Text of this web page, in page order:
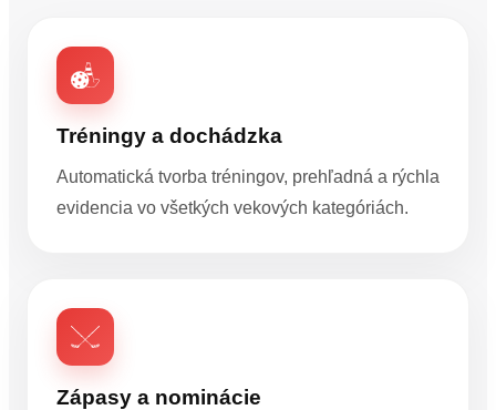
Tréningy a dochádzka
Automatická tvorba tréningov, prehľadná a rýchla
evidencia vo všetkých vekových kategóriách.
Zápasy a nominácie